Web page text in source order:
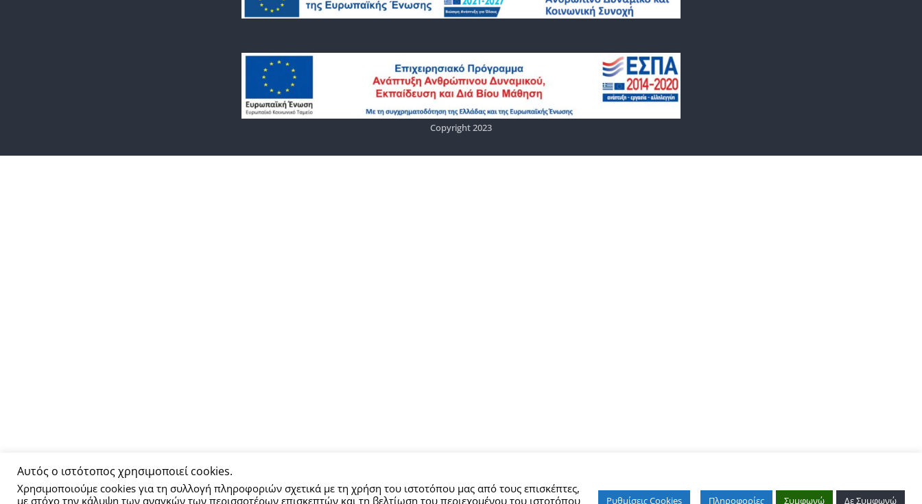
Copyright 2023
Αυτός ο ιστότοπος χρησιμοποιεί cookies.
Χρησιμοποιούμε cookies για τη συλλογή πληροφοριών σχετικά με τη χρήση του ιστοτόπου μας από τους επισκέπτες,
με στόχο την κάλυψη των αναγκών των περισσοτέρων επισκεπτών και τη βελτίωση του περιεχομένου του ιστοτόπου
Ρυθμίσεις Cookies Πληροφορίες Συμφωνώ Δε Συμφωνώ